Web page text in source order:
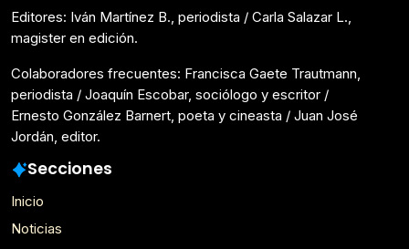
Editores: Iván Martínez B., periodista / Carla Salazar L.,
magister en edición.
Colaboradores frecuentes: Francisca Gaete Trautmann,
periodista / Joaquín Escobar, sociólogo y escritor /
Ernesto González Barnert, poeta y cineasta / Juan José
Jordán, editor.
Secciones
Inicio
Noticias